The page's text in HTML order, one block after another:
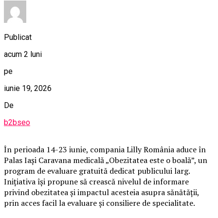
Publicat
acum 2 luni
pe
iunie 19, 2026
De
b2bseo
În perioada 14-23 iunie, compania Lilly România aduce în
Palas Iași Caravana medicală „Obezitatea este o boală”, un
program de evaluare gratuită dedicat publicului larg.
Inițiativa își propune să crească nivelul de informare
privind obezitatea și impactul acesteia asupra sănătății,
prin acces facil la evaluare și consiliere de specialitate.